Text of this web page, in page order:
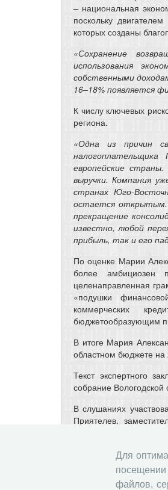
– национальная
поскольку
которых созданы
«Сохранение
использования
собственными
16–18% появляется
К числу ключевых
региона.
«Одна из причин
европейские
выручки. Компания
странах Юго-
остается открытым.
прекращение
известно, любой
прибыль, так и его
По оценке Марии
более амбициозен
целенаправленная
«подушки
коммерческих
бюджетообразующим
В итоге Мария
областном бюджете на
Текст экспертного
собрание
В слушаниях
Приятелев,
стратегического
бюджету и налогам
Для
файлов,